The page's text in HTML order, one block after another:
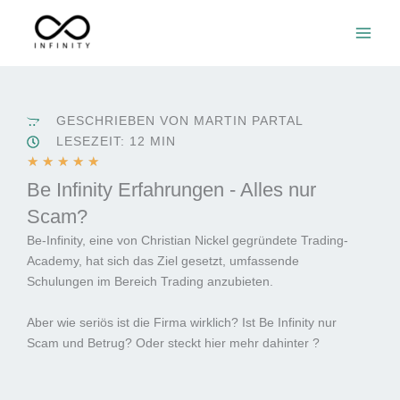
springen
GESCHRIEBEN VON MARTIN PARTAL
LESEZEIT: 12 MIN
★ ★ ★ ★ ★
e
w
r
t
e
m
i
Be Infinity Erfahrungen - Alles nur
Scam?
Be-Infinity, eine von Christian Nickel gegründete Trading-
Academy, hat sich das Ziel gesetzt, umfassende
Schulungen im Bereich Trading anzubieten.
Aber wie seriös ist die Firma wirklich? Ist Be Infinity nur
Scam und Betrug? Oder steckt hier mehr dahinter ?